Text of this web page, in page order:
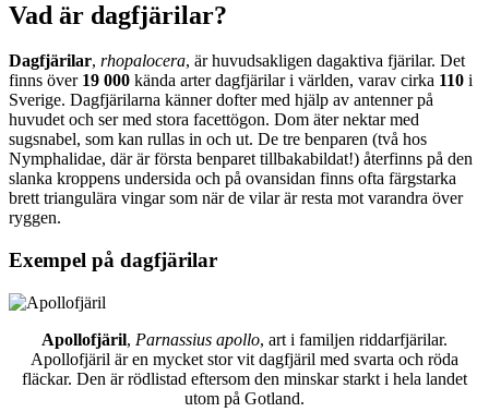
Vad är dagfjärilar?
Dagfjärilar, rhopalocera, är huvudsakligen dagaktiva fjärilar. Det
finns över 19 000 kända arter dagfjärilar i världen, varav cirka 110 i
Sverige. Dagfjärilarna känner dofter med hjälp av antenner på
huvudet och ser med stora facettögon. Dom äter nektar med
sugsnabel, som kan rullas in och ut. De tre benparen (två hos
Nymphalidae, där är första benparet tillbakabildat!) återfinns på den
slanka kroppens undersida och på ovansidan finns ofta färgstarka
brett triangulära vingar som när de vilar är resta mot varandra över
ryggen.
Exempel på dagfjärilar
Apollofjäril, Parnassius apollo, art i familjen riddarfjärilar.
Apollofjäril är en mycket stor vit dagfjäril med svarta och röda
fläckar. Den är rödlistad eftersom den minskar starkt i hela landet
utom på Gotland.